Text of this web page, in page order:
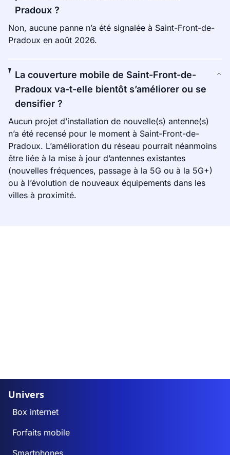
Pradoux ?
Non, aucune panne n’a été signalée à Saint-Front-de-
Pradoux en août 2026.
La couverture mobile de Saint-Front-de-
Pradoux va-t-elle bientôt s’améliorer ou se
densifier ?
Aucun projet d’installation de nouvelle(s) antenne(s)
n’a été recensé pour le moment à Saint-Front-de-
Pradoux. L’amélioration du réseau pourrait néanmoins
être liée à la mise à jour d’antennes existantes
(nouvelles fréquences, passage à la 5G ou à la 5G+)
ou à l’évolution de nouveaux équipements dans les
villes à proximité.
Univers
Box internet
Forfaits mobile
Smartphones